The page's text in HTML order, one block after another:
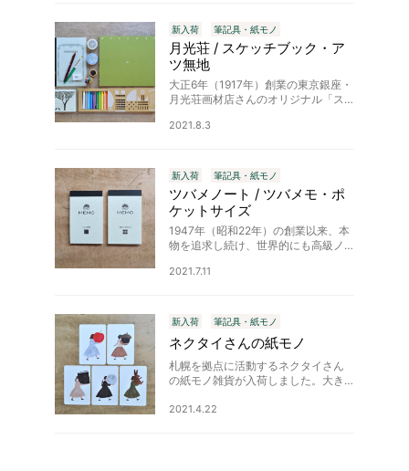
し込…
新入荷 筆記具・紙モノ
月光荘 / スケッチブック・ア
ツ無地
大正6年（1917年）創業の東京銀座・
月光荘画材店さんのオリジナル「ス
しました。当店取り扱いサイズは、
2021.8.3
新入荷 筆記具・紙モノ
ツバメノート / ツバメモ・ポ
ケットサイズ
1947年（昭和22年）の創業以来、本
物を追求し続け、世界的にも高級ノ
ートのポケットメモが届きました。
2021.7.11
新入荷 筆記具・紙モノ
ネクタイさんの紙モノ
札幌を拠点に活動するネクタイさん
の紙モノ雑貨が入荷しました。大き
ぎを、だいじにはこぶcarryポストカ
2021.4.22